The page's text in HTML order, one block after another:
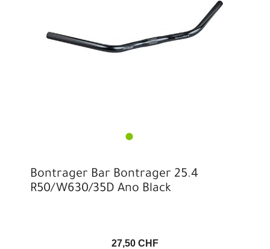
Bontrager Bar Bontrager 25.4
R50/W630/35D Ano Black
27,50 CHF